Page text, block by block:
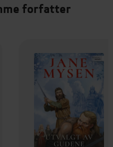
forfatter